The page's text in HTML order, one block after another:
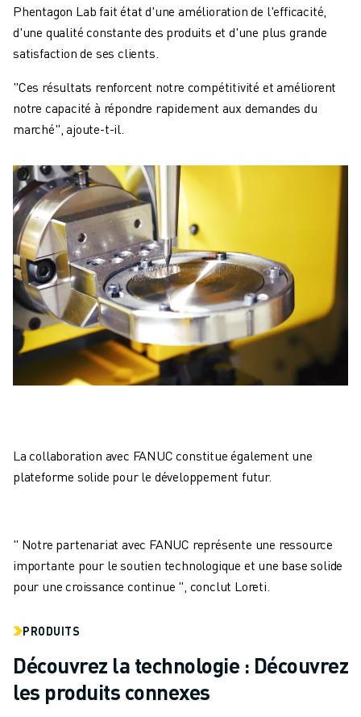
Phentagon Lab fait état d'une amélioration de l'efficacité,
d'une qualité constante des produits et d'une plus grande
satisfaction de ses clients.
"Ces résultats renforcent notre compétitivité et améliorent
notre capacité à répondre rapidement aux demandes du
marché", ajoute-t-il.
La collaboration avec FANUC constitue également une
plateforme solide pour le développement futur.
" Notre partenariat avec FANUC représente une ressource
importante pour le soutien technologique et une base solide
pour une croissance continue ", conclut Loreti.
PRODUITS
Découvrez la technologie : Découvrez
les produits connexes